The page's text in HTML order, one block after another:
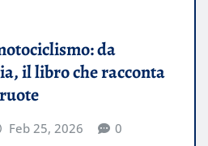
da
il libro che racconta
Feb 25, 2026 0